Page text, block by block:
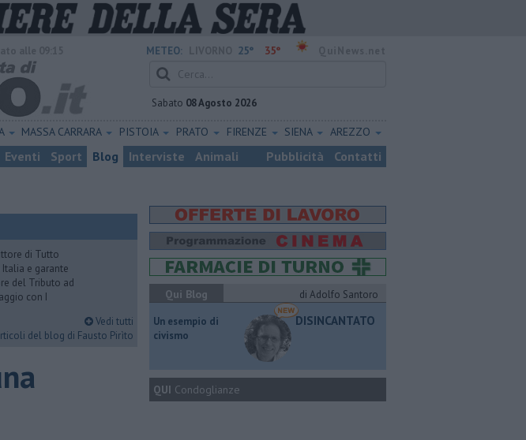
METEO: 25° 35°
Sabato 08 Agosto 2026
MASSA CARRARA PISTOIA PRATO FIRENZE SIENA AREZZO
Eventi Sport Blog Interviste Animali Pubblicità Contatti
di Tutto
e garante
del Tributo ad
con I
Vedi tutti
del blog di Fausto Pirìto
Qui Blog
di Adolfo Santoro
​Un esempio di
civismo
DISINCANTATO
QUI Condoglianze